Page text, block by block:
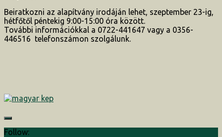
Beiratkozni az alapítvány irodáján lehet, szeptember 23-ig,
hétfőtől péntekig 9:00-15:00 óra között.
További információkkal a 0722-441647 vagy a 0356-
446516 telefonszámon szolgálunk.
Follow: